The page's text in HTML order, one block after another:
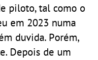
piloto, tal como o
em 2023 numa
duvida. Porém,
Depois de um